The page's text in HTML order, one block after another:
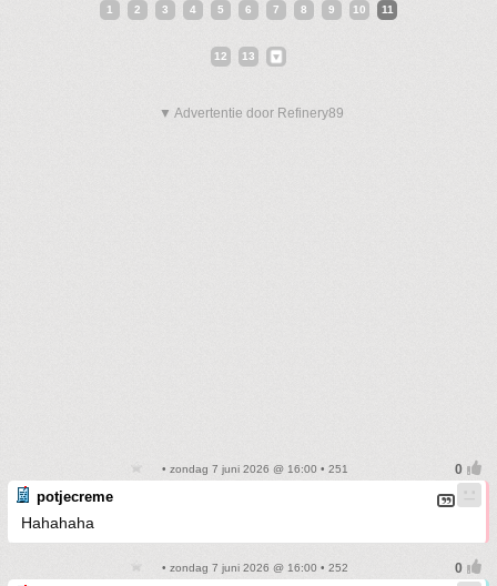
1 2 3 4 5 6 7 8 9 10 11
12 13
▼ Advertentie door Refinery89
• zondag 7 juni 2026 @ 16:00 • 251
potjecreme
Hahahaha
• zondag 7 juni 2026 @ 16:00 • 252